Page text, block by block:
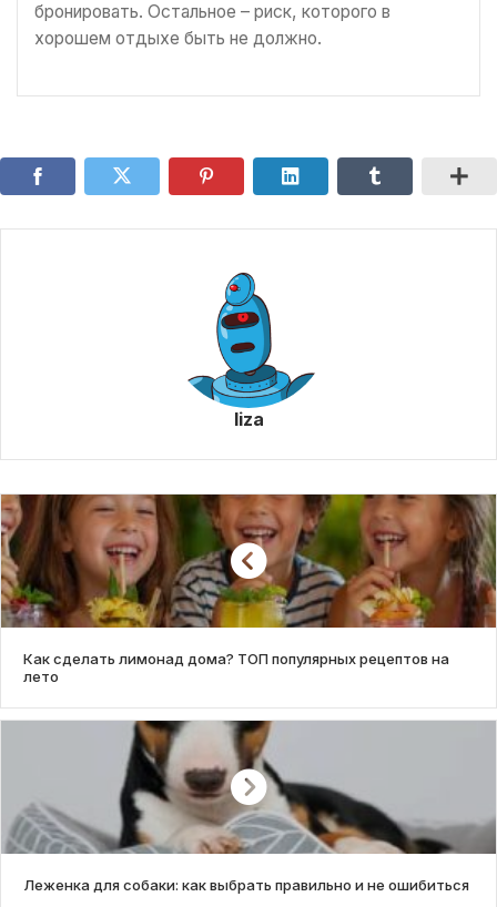
бронировать. Остальное – риск, которого в
хорошем отдыхе быть не должно.
liza
Как сделать лимонад дома? ТОП популярных рецептов на
лето
Леженка для собаки: как выбрать правильно и не ошибиться